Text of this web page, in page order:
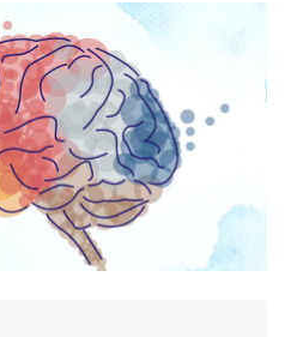
，患病人数还在逐年迅速增长，
。面对诸多挑战，我们应该如何
16万学生的人气讲师，多伦多大
版课程“老年认知障碍解难-知行
年的临床心理治疗和咨询经验，
于老年认知障碍的困惑。